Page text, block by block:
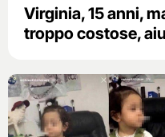
Virginia, 15 anni,
troppo costose,